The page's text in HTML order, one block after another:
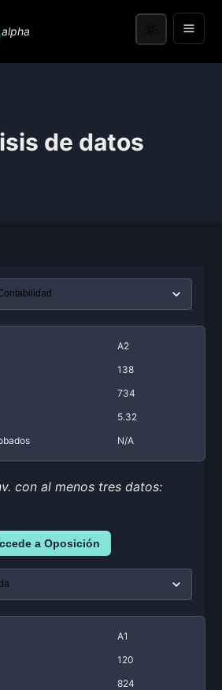
alpha
de datos
A2
138
734
5.32
N/A
con al menos tres datos:
a Oposición
A1
120
824